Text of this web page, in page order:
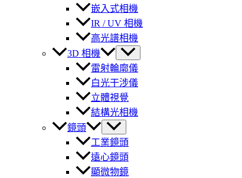
嵌入式相機
IR / UV 相機
高光譜相機
3D 相機
雷射輪廓儀
白光干涉儀
立體視覺
結構光相機
鏡頭
工業鏡頭
遠心鏡頭
顯微物鏡